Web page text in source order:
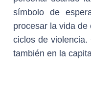
símbolo de
procesar la vida
ciclos de
también en la